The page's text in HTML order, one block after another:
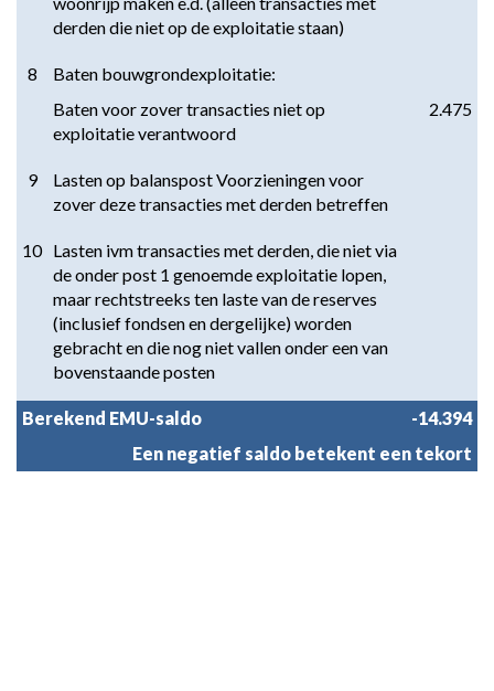
derden die niet op de exploitatie staan)
8
Baten bouwgrondexploitatie:
Baten voor zover transacties niet op
exploitatie verantwoord
2.475
9
Lasten op balanspost Voorzieningen voor
zover deze transacties met derden betreffen
10 Lasten ivm transacties met derden, die niet via
de onder post 1 genoemde exploitatie lopen,
maar rechtstreeks ten laste van de reserves
(inclusief fondsen en dergelijke) worden
gebracht en die nog niet vallen onder een van
bovenstaande posten
Berekend EMU-saldo
-14.394
Een negatief saldo betekent een tekort